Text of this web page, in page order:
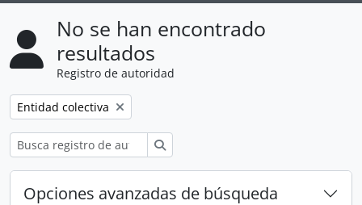
No se han encontrado
resultados
Registro de autoridad
Remove filter:
Entidad colectiva
Opciones avanzadas de búsqueda